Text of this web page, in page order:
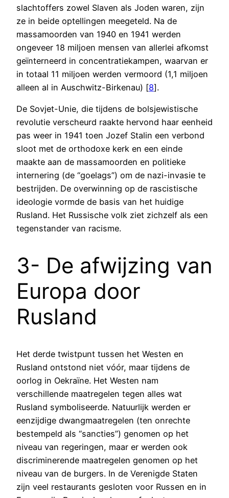
slachtoffers zowel Slaven als Joden waren, zijn
ze in beide optellingen meegeteld. Na de
massamoorden van 1940 en 1941 werden
ongeveer 18 miljoen mensen van allerlei afkomst
geïnterneerd in concentratiekampen, waarvan er
in totaal 11 miljoen werden vermoord (1,1 miljoen
alleen al in Auschwitz-Birkenau) [8].
De Sovjet-Unie, die tijdens de bolsjewistische
revolutie verscheurd raakte hervond haar eenheid
pas weer in 1941 toen Jozef Stalin een verbond
sloot met de orthodoxe kerk en een einde
maakte aan de massamoorden en politieke
internering (de “goelags”) om de nazi-invasie te
bestrijden. De overwinning op de rascistische
ideologie vormde de basis van het huidige
Rusland. Het Russische volk ziet zichzelf als een
tegenstander van racisme.
3- De afwijzing van
Europa door
Rusland
Het derde twistpunt tussen het Westen en
Rusland ontstond niet vóór, maar tijdens de
oorlog in Oekraïne. Het Westen nam
verschillende maatregelen tegen alles wat
Rusland symboliseerde. Natuurlijk werden er
eenzijdige dwangmaatregelen (ten onrechte
bestempeld als “sancties”) genomen op het
niveau van regeringen, maar er werden ook
discriminerende maatregelen genomen op het
niveau van de burgers. In de Verenigde Staten
zijn veel restaurants gesloten voor Russen en in